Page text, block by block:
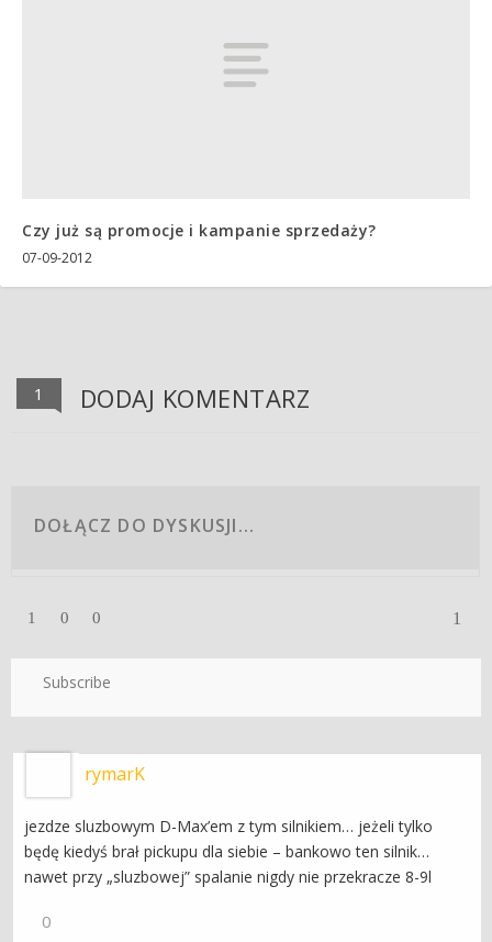
Czy już są promocje i kampanie sprzedaży?
07-09-2012
1 DODAJ KOMENTARZ
1 0 0 1
Subscribe
rymarK
jezdze sluzbowym D-Max’em z tym silnikiem… jeżeli tylko
będę kiedyś brał pickupu dla siebie – bankowo ten silnik…
nawet przy „sluzbowej” spalanie nigdy nie przekracze 8-9l
0